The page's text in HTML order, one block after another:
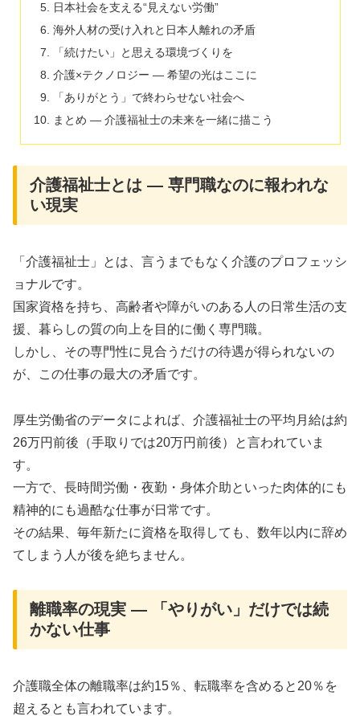
日本社会を支える“見えない労働”
海外人材の受け入れと日本人離れの矛盾
「続けたい」と思える環境づくりを
介護×テクノロジー ― 希望の光はここに
「ありがとう」で終わらせない社会へ
まとめ ― 介護福祉士の未来を一緒に描こう
介護福祉士とは ― 専門職なのに報われな
い現実
「介護福祉士」とは、言うまでもなく介護のプロフェッシ
ョナルです。
国家資格を持ち、高齢者や障がいのある人の日常生活の支
援、暮らしの質の向上を目的に働く専門職。
しかし、その専門性に見合うだけの待遇が得られないの
が、この仕事の最大の矛盾です。
厚生労働省のデータによれば、介護福祉士の平均月給は約
26万円前後（手取りでは20万円前後）と言われていま
す。
一方で、長時間労働・夜勤・身体介助といった肉体的にも
精神的にも過酷な仕事が日常です。
その結果、毎年新たに資格を取得しても、数年以内に辞め
てしまう人が後を絶ちません。
離職率の現実 ― 「やりがい」だけでは続
かない仕事
介護職全体の離職率は約15％、転職率を含めると20％を
超えるとも言われています。